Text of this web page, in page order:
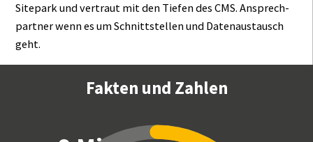
Sitepark und vertraut mit den Tiefen des CMS. Ansprech­
partner wenn es um Schnitt­stellen und Daten­austausch
geht.
Fakten und Zahlen